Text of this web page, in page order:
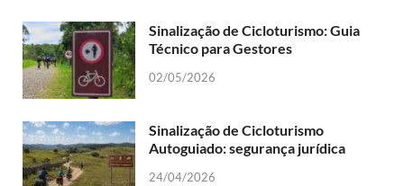
Sinalização de Cicloturismo: Guia
Técnico para Gestores
02/05/2026
Sinalização de Cicloturismo
Autoguiado: segurança jurídica
24/04/2026